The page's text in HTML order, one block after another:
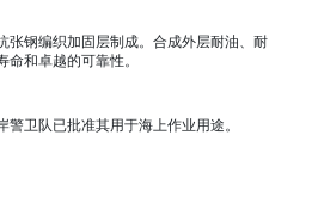
张钢编织加固层制成。合成外层耐油、耐
和卓越的可靠性。
卫队已批准其用于海上作业用途。